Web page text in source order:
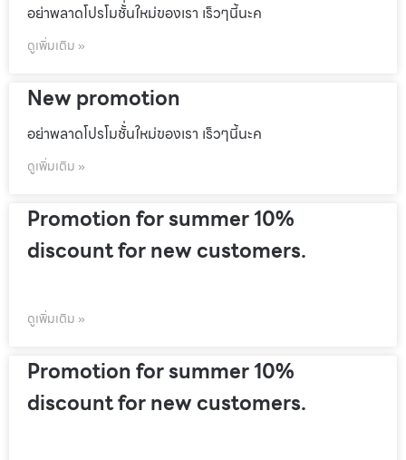
อย่าพลาดโปรโมชั้่นใหม่ของเรา เร็วๆนี้นะค
ดูเพิ่มเติม »
New promotion
อย่าพลาดโปรโมชั้่นใหม่ของเรา เร็วๆนี้นะค
ดูเพิ่มเติม »
Promotion for summer 10%
discount for new customers.
ดูเพิ่มเติม »
Promotion for summer 10%
discount for new customers.